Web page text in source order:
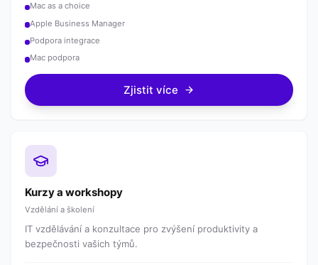
Mac as a choice
Apple Business Manager
Podpora integrace
Mac podpora
Zjistit více
Kurzy a workshopy
Vzdělání a školení
IT vzdělávání a konzultace pro zvýšení produktivity a
bezpečnosti vašich týmů.